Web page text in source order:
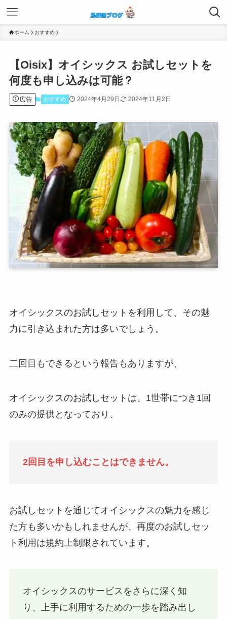
ホーム おすすめ
【Oisix】オイシックス お試しセットを
何度も申し込みは可能？
広告 おすすめ 2024年4月29日 2024年11月2日
オイシックスのお試しセットを利用して、その魅
力に引き込まれた方は多いでしょう。
二回目もできるという報告もありますが、
オイシックスのお試しセットは、1世帯につき1回
のみの提供となっており、
2回目を申し込むことはできません。
お試しセットを通じてオイシックスの魅力を感じ
た方も多いかもしれませんが、再度のお試しセッ
ト利用は規約上制限されています。
オイシックスのサービスをさらに深く知
り、上手に利用するための一歩を踏み出し